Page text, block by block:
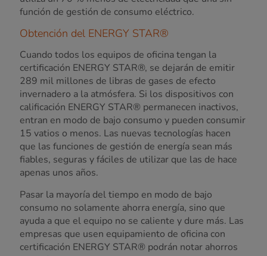
función de gestión de consumo eléctrico.
Obtención del ENERGY STAR®
Cuando todos los equipos de oficina tengan la
certificación ENERGY STAR®, se dejarán de emitir
289 mil millones de libras de gases de efecto
invernadero a la atmósfera. Si los dispositivos con
calificación ENERGY STAR® permanecen inactivos,
entran en modo de bajo consumo y pueden consumir
15 vatios o menos. Las nuevas tecnologías hacen
que las funciones de gestión de energía sean más
fiables, seguras y fáciles de utilizar que las de hace
apenas unos años.
Pasar la mayoría del tiempo en modo de bajo
consumo no solamente ahorra energía, sino que
ayuda a que el equipo no se caliente y dure más. Las
empresas que usen equipamiento de oficina con
certificación ENERGY STAR® podrán notar ahorros